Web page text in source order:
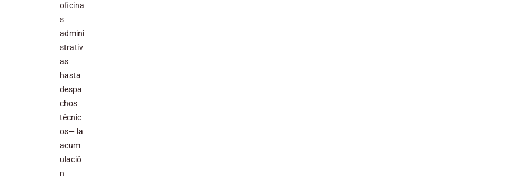
oficina
s
admini
strativ
as
hasta
despa
chos
técnic
os— la
acum
ulació
n